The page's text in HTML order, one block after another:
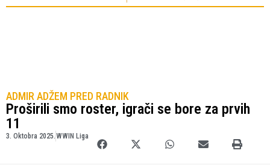
ADMIR ADŽEM PRED RADNIK
Proširili smo roster, igrači se bore za prvih
11
3. Oktobra 2025. WWIN Liga